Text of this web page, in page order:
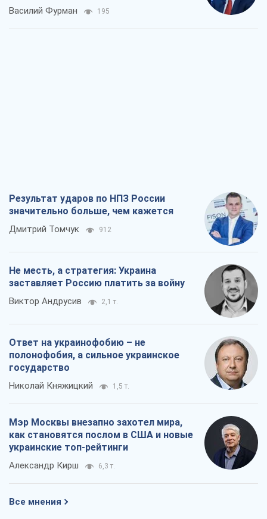
Василий Фурман 195
Результат ударов по НПЗ России
значительно больше, чем кажется
Дмитрий Томчук 912
Не месть, а стратегия: Украина
заставляет Россию платить за войну
Виктор Андрусив 2,1 т.
Ответ на украинофобию – не
полонофобия, а сильное украинское
государство
Николай Княжицкий 1,5 т.
Мэр Москвы внезапно захотел мира,
как становятся послом в США и новые
украинские топ-рейтинги
Александр Кирш 6,3 т.
Все мнения